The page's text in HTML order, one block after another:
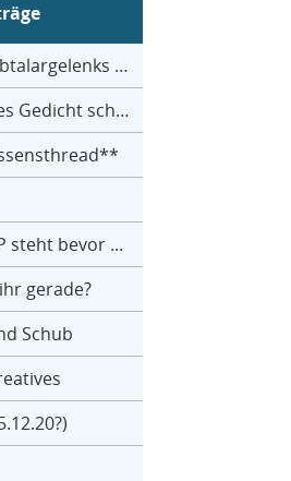
mit 27
jeder einen Satz
steht bevor ...
gerade?
Schub